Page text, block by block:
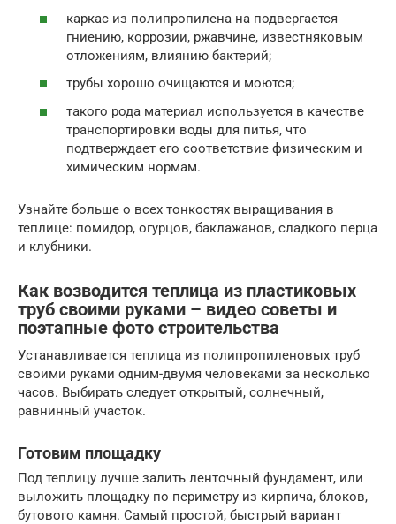
каркас из полипропилена на подвергается
гниению, коррозии, ржавчине, известняковым
отложениям, влиянию бактерий;
трубы хорошо очищаются и моются;
такого рода материал используется в качестве
транспортировки воды для питья, что
подтверждает его соответствие физическим и
химическим нормам.
Узнайте больше о всех тонкостях выращивания в
теплице: помидор, огурцов, баклажанов, сладкого перца
и клубники.
Как возводится теплица из пластиковых
труб своими руками – видео советы и
поэтапные фото строительства
Устанавливается теплица из полипропиленовых труб
своими руками одним-двумя человеками за несколько
часов. Выбирать следует открытый, солнечный,
равнинный участок.
Готовим площадку
Под теплицу лучше залить ленточный фундамент, или
выложить площадку по периметру из кирпича, блоков,
бутового камня. Самый простой, быстрый вариант